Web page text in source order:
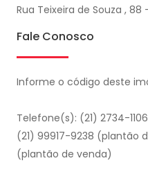
Rua Teixeira de Souza , 88
Fale Conosco
Informe o código deste
Telefone(s): (21) 2734-
(21) 99917-9238 (plantão
(plantão de venda)